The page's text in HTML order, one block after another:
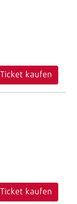
Ticket kaufen
Ticket kaufen